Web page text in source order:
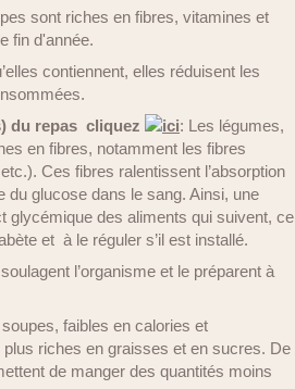
sont riches en fibres, vitamines et
fin d'année.
contiennent, elles réduisent les
du repas cliquez ici: Les légumes,
en fibres, notamment les fibres
Ces fibres ralentissent l’absorption
glucose dans le sang. Ainsi, une
glycémique des aliments qui suivent, ce
et à le réguler s’il est installé.
l’organisme et le préparent à
faibles en calories et
riches en graisses et en sucres. De
de manger des quantités moins